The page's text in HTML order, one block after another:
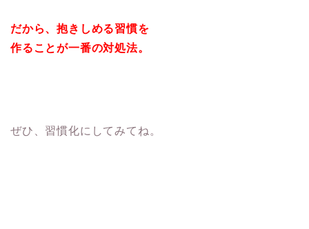
だから、抱きしめる習慣を
作ることが一番の対処法。
ぜひ、習慣化にしてみてね。